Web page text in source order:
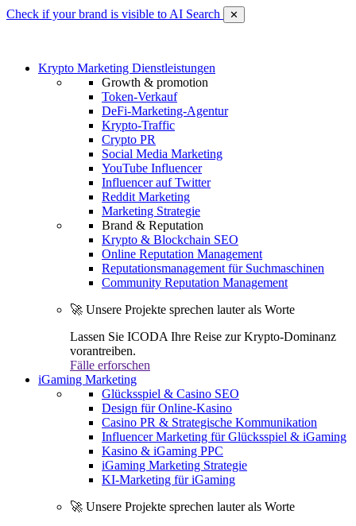
Check if your brand is visible to AI Search ✕
Krypto Marketing Dienstleistungen
Growth & promotion
Token-Verkauf
DeFi-Marketing-Agentur
Krypto-Traffic
Crypto PR
Social Media Marketing
YouTube Influencer
Influencer auf Twitter
Reddit Marketing
Marketing Strategie
Brand & Reputation
Krypto & Blockchain SEO
Online Reputation Management
Reputationsmanagement für Suchmaschinen
Community Reputation Management
🚀 Unsere Projekte sprechen lauter als Worte
Lassen Sie ICODA Ihre Reise zur Krypto-Dominanz
vorantreiben.
Fälle erforschen
iGaming Marketing
Glücksspiel & Casino SEO
Design für Online-Kasino
Casino PR & Strategische Kommunikation
Influencer Marketing für Glücksspiel & iGaming
Kasino & iGaming PPC
iGaming Marketing Strategie
KI-Marketing für iGaming
🚀 Unsere Projekte sprechen lauter als Worte